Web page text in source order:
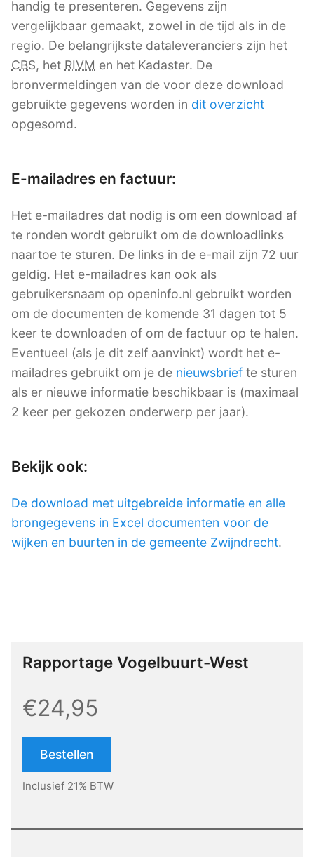
handig te presenteren. Gegevens zijn
vergelijkbaar gemaakt, zowel in de tijd als in de
regio. De belangrijkste dataleveranciers zijn het
CBS, het RIVM en het Kadaster. De
bronvermeldingen van de voor deze download
gebruikte gegevens worden in dit overzicht
opgesomd.
E-mailadres en factuur:
Het e-mailadres dat nodig is om een download af
te ronden wordt gebruikt om de downloadlinks
naartoe te sturen. De links in de e-mail zijn 72 uur
geldig. Het e-mailadres kan ook als
gebruikersnaam op openinfo.nl gebruikt worden
om de documenten de komende 31 dagen tot 5
keer te downloaden of om de factuur op te halen.
Eventueel (als je dit zelf aanvinkt) wordt het e-
mailadres gebruikt om je de nieuwsbrief te sturen
als er nieuwe informatie beschikbaar is (maximaal
2 keer per gekozen onderwerp per jaar).
Bekijk ook:
De download met uitgebreide informatie en alle
brongegevens in Excel documenten voor de
wijken en buurten in de gemeente Zwijndrecht.
Rapportage Vogelbuurt-West
€24,95
Bestellen
Inclusief 21% BTW